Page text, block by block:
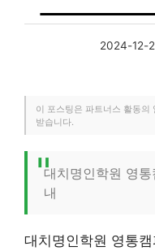
2024-12-
이 포스팅은 파트너스 활동의
받습니다.
대치명인학원 영
내
대치명인학원 영통